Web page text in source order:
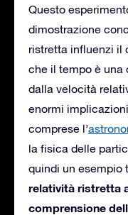
Questo
dimostrazione
ristretta influenzi il
che il tempo è una
dalla velocità
enormi
comprese l’
la fisica delle
quindi un esempio
relatività ristretta
comprensione